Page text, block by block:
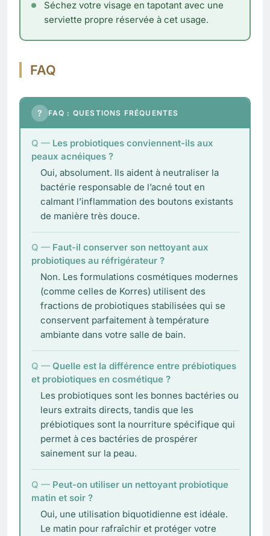
Séchez votre visage en tapotant avec une
serviette propre réservée à cet usage.
FAQ
? FAQ : QUESTIONS FRÉQUENTES
Les probiotiques conviennent-ils aux
peaux acnéiques ?
Oui, absolument. Ils aident à neutraliser la
bactérie responsable de l’acné tout en
calmant l’inflammation des boutons existants
de manière très douce.
Faut-il conserver son nettoyant aux
probiotiques au réfrigérateur ?
Non. Les formulations cosmétiques modernes
(comme celles de Korres) utilisent des
fractions de probiotiques stabilisées qui se
conservent parfaitement à température
ambiante dans votre salle de bain.
Quelle est la différence entre prébiotiques
et probiotiques en cosmétique ?
Les probiotiques sont les bonnes bactéries ou
leurs extraits directs, tandis que les
prébiotiques sont la nourriture spécifique qui
permet à ces bactéries de prospérer
sainement sur la peau.
Peut-on utiliser un nettoyant probiotique
matin et soir ?
Oui, une utilisation biquotidienne est idéale.
Le matin pour rafraîchir et protéger votre